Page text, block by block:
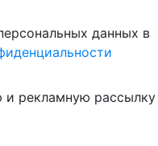
данных в
и рекламную рассылку